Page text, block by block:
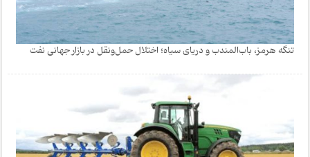
تنگه هرمز، باب‌المندب و دریای سیاه؛ اختلال حمل‌ونقل در بازار جهانی نفت